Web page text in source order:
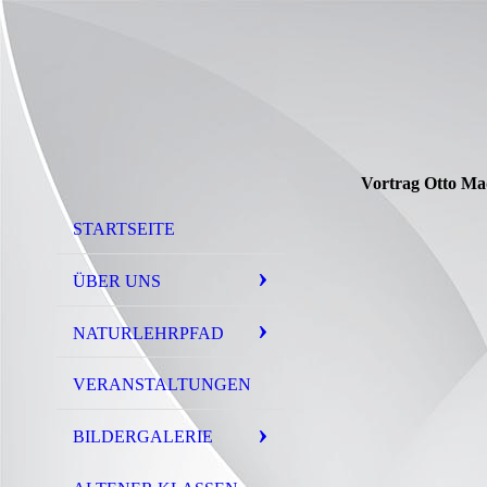
STARTSEITE
ÜBER UNS
NATURLEHRPFAD
VERANSTALTUNGEN
BILDERGALERIE
Vortrag Otto